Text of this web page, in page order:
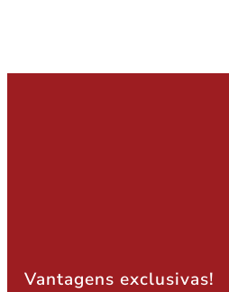
Vantagens exclusivas!